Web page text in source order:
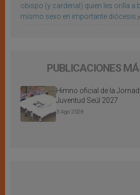
obispo (y cardenal) quien les orilla a
mismo sexo en importante diócesis
PUBLICACIONES
Himno oficial de la
Juventud Seúl 2027
3 Ago 2026